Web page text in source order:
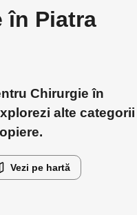
în Piatra
Chirurgie în
alte categorii
Vezi pe hartă